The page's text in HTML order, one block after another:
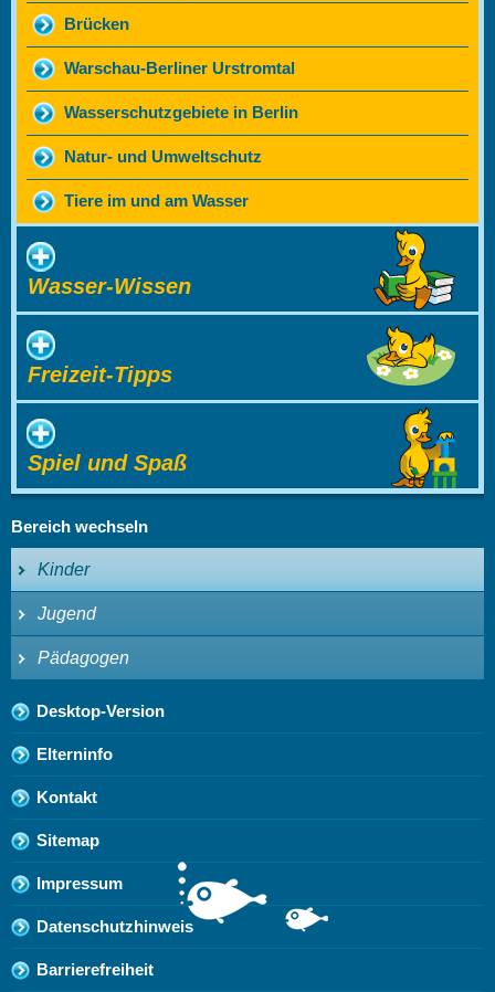
Brücken
Warschau-Berliner Urstromtal
Wasserschutzgebiete in Berlin
Natur- und Umweltschutz
Tiere im und am Wasser
Wasser-Wissen
Freizeit-Tipps
Spiel und Spaß
Bereich wechseln
Kinder
Jugend
Pädagogen
Desktop-Version
Elterninfo
Kontakt
Sitemap
Impressum
Datenschutzhinweis
Barrierefreiheit